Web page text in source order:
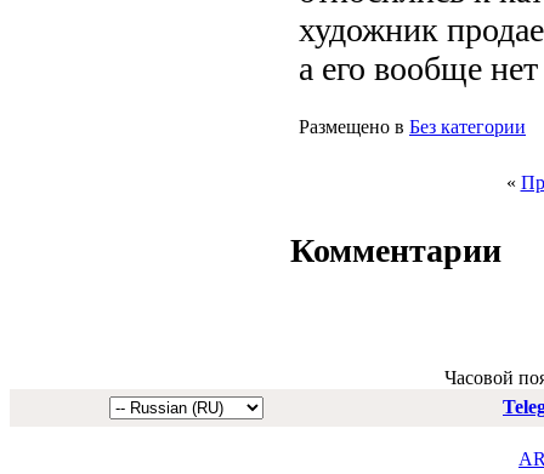
художник
а его вообще
Размещено в Без категории
«
Комментарии
Часовой